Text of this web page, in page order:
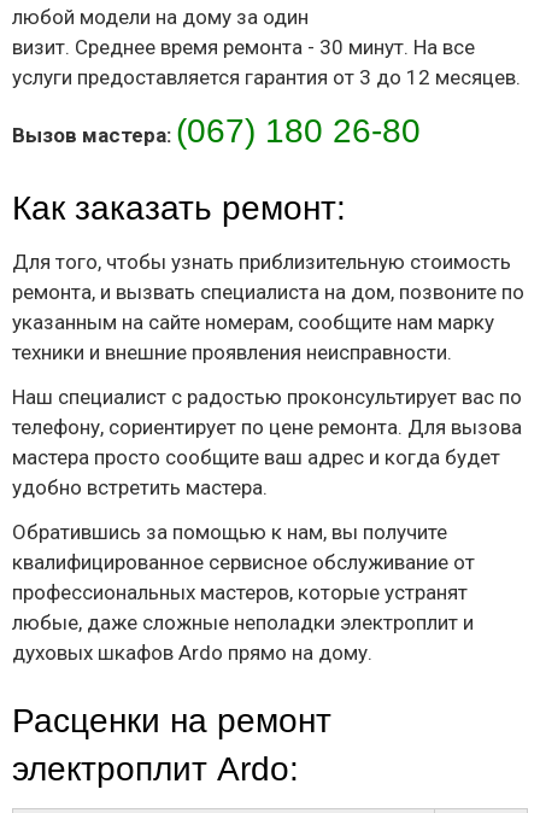
любой модели на дому за один
визит. Среднее время ремонта - 30 минут. На все
услуги предоставляется гарантия от 3 до 12 месяцев.
Вызов мастера: (067) 180 26-80
Как заказать ремонт:
Для того, чтобы узнать приблизительную стоимость
ремонта, и вызвать специалиста на дом, позвоните по
указанным на сайте номерам, сообщите нам марку
техники и внешние проявления неисправности.
Наш специалист с радостью проконсультирует вас по
телефону, сориентирует по цене ремонта. Для вызова
мастера просто сообщите ваш адрес и когда будет
удобно встретить мастера.
Обратившись за помощью к нам, вы получите
квалифицированное сервисное обслуживание от
профессиональных мастеров, которые устранят
любые, даже сложные неполадки электроплит и
духовых шкафов Ardo прямо на дому.
Расценки на ремонт
электроплит Ardo: